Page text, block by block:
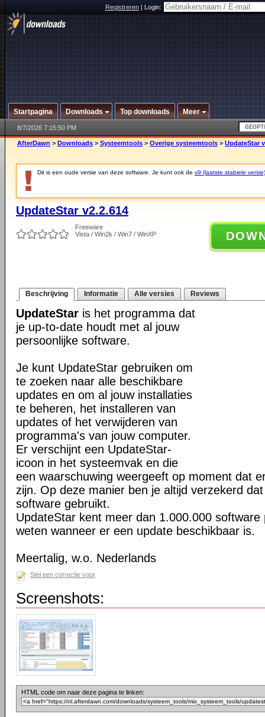
Registreren|Login:
Startpagina Downloads Top downloads Meer
8/7/2026 7:15:50 PM
AfterDawn > Downloads > Systeemtools > Overige systeemtools > UpdateStar
Dit is een oude versie van deze software. Je kunt ook de v9 (laatste stabiele versie)
UpdateStar v2.2.614
Freeware
Vista / Win2k / Win7 / WinXP
Beschrijving Informatie Alle versies Reviews
UpdateStar is het programma dat
je up-to-date houdt met al jouw
persoonlijke software.
Je kunt UpdateStar gebruiken om
te zoeken naar alle beschikbare
updates en om al jouw installaties
te beheren, het installeren van
updates of het verwijderen van
programma's van jouw computer.
Er verschijnt een UpdateStar-
icoon in het systeemvak en die
een waarschuwing weergeeft op moment dat
zijn. Op deze manier ben je altijd verzekerd
software gebruikt.
UpdateStar kent meer dan 1.000.000 software
weten wanneer er een update beschikbaar is.
Meertalig, w.o. Nederlands
Stel een correctie voor
Screenshots:
HTML code om naar deze pagina te linken: